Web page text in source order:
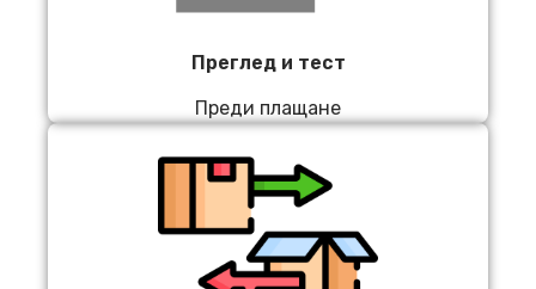
Преглед и тест
Преди плащане